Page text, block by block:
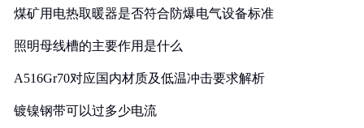
煤矿用电热取暖器是否符合防爆电气设备标准
照明母线槽的主要作用是什么
A516Gr70对应国内材质及低温冲击要求解析
镀镍钢带可以过多少电流